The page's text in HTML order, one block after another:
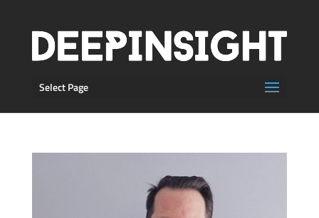
Select Page